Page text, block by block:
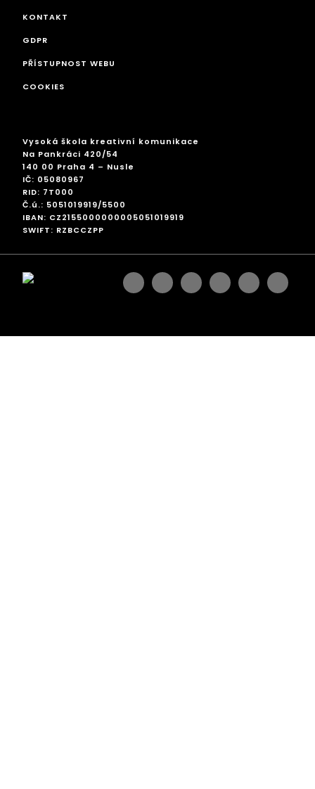
KONTAKT
GDPR
PŘÍSTUPNOST WEBU
COOKIES
Vysoká škola kreativní komunikace
Na Pankráci 420/54
140 00 Praha 4 – Nusle
IČ: 05080967
RID: 7T000
Č.ú.: 5051019919/5500
IBAN: CZ2155000000005051019919
SWIFT: RZBCCZPP
facebookinstagram
linkedingoogleplus
pinterest
twitter